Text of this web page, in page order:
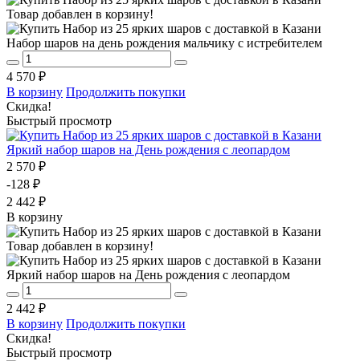
Товар добавлен в корзину!
Набор шаров на день рождения мальчику с истребителем
4 570 ₽
В корзину Продолжить покупки
Скидка!
Быстрый просмотр
Яркий набор шаров на День рождения с леопардом
2 570 ₽
-128 ₽
2 442 ₽
В корзину
Товар добавлен в корзину!
Яркий набор шаров на День рождения с леопардом
2 442 ₽
В корзину Продолжить покупки
Скидка!
Быстрый просмотр